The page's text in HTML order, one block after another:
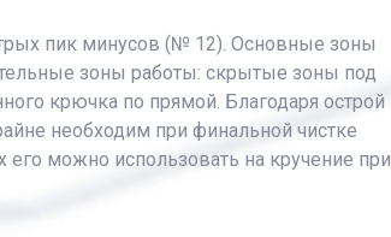
пик минусов (№ 12). Основные зоны
зоны работы: скрытые зоны под
крючка по прямой. Благодаря острой
необходим при финальной чистке
его можно использовать на кручение при